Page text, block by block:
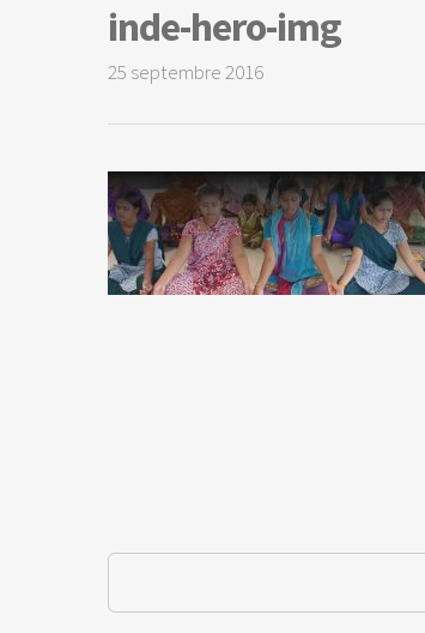
inde-hero-img
25 septembre 2016